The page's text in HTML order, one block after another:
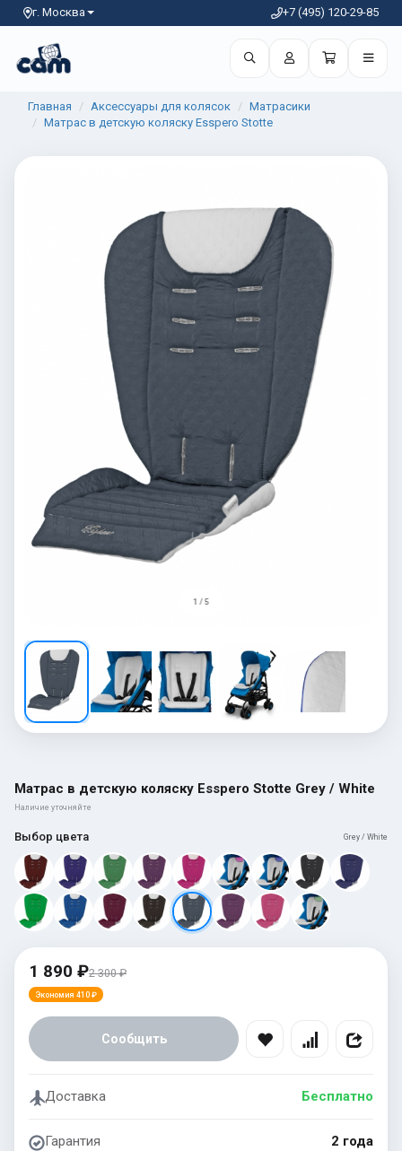
г. Москва +7 (495) 120-29-85
Главная Аксессуары для колясок
Матрасики
Матрас в детскую коляску Esspero Stotte
1 / 5
Матрас в детскую коляску Esspero Stotte Grey / White
Наличие уточняйте
Выбор цвета Grey / White
1 890 ₽2 300 ₽
Экономия 410 ₽
Сообщить
Доставка Бесплатно
Гарантия 2 года